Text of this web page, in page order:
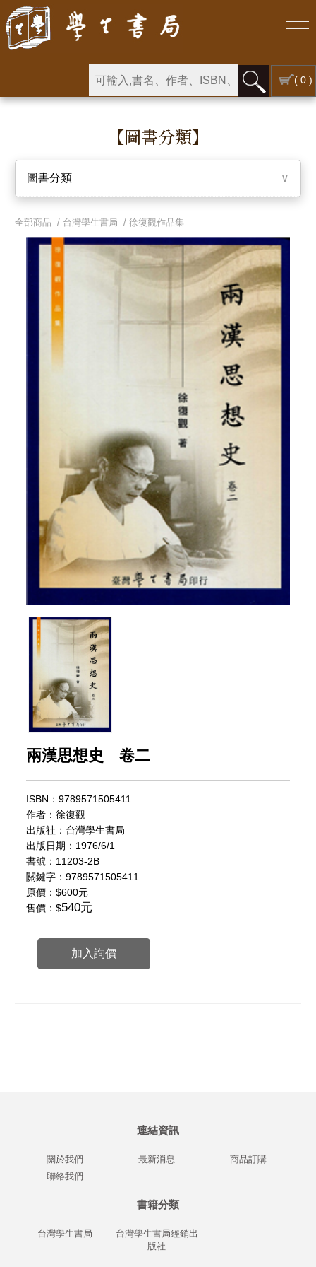
( 0 )
【圖書分類】
圖書分類 ∨
全部商品 / 台灣學生書局 /徐復觀作品集
兩漢思想史 卷二
ISBN：9789571505411
作者：徐復觀
出版社：台灣學生書局
出版日期：1976/6/1
書號：11203-2B
關鍵字：9789571505411
原價：$600元
售價：$540元
加入詢價
連結資訊
關於我們 最新消息
商品訂購
聯絡我們
書籍分類
台灣學生書局
台灣學生書局經銷出
版社